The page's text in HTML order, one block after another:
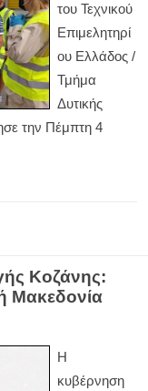
του Τεχνικού
Επιμελητηρί
ου Ελλάδος /
Τμήμα
Δυτικής
την Πέμπτη 4
Κοζάνης:
Μακεδονία
Η
κυβέρνηση